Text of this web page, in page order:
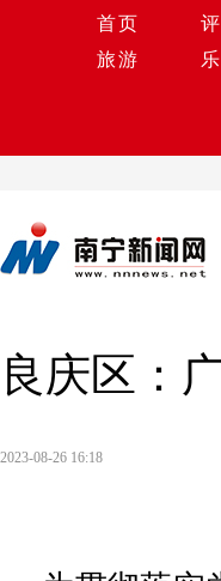
首页
旅游
良庆区：
2023-08-26 16:18